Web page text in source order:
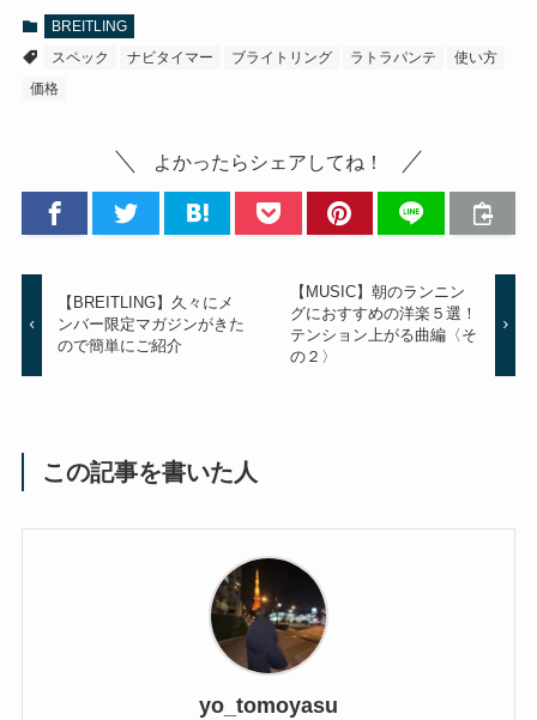
BREITLING
スペック
ナビタイマー ブライトリング ラトラパンテ
使い方
価格
よかったらシェアしてね！
【BREITLING】久々にメ
ンバー限定マガジンがきた
ので簡単にご紹介
【MUSIC】朝のランニン
グにおすすめの洋楽５選！
テンション上がる曲編〈そ
の２〉
この記事を書いた人
yo_tomoyasu